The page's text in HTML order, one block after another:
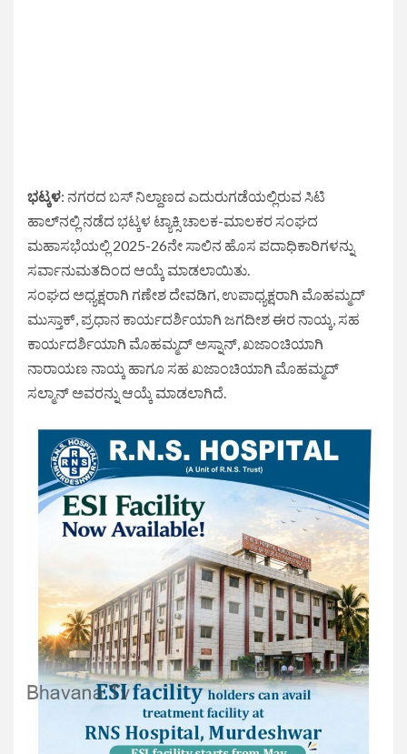
ಭಟ್ಕಳ: ನಗರದ ಬಸ್ ನಿಲ್ದಾಣದ ಎದುರುಗಡೆಯಲ್ಲಿರುವ ಸಿಟಿ
ಹಾಲ್‌ನಲ್ಲಿ ನಡೆದ ಭಟ್ಕಳ ಟ್ಯಾಕ್ಸಿ ಚಾಲಕ-ಮಾಲಕರ ಸಂಘದ
ಮಹಾಸಭೆಯಲ್ಲಿ 2025-26ನೇ ಸಾಲಿನ ಹೊಸ ಪದಾಧಿಕಾರಿಗಳನ್ನು
ಸರ್ವಾನುಮತದಿಂದ ಆಯ್ಕೆ ಮಾಡಲಾಯಿತು.
ಸಂಘದ ಅಧ್ಯಕ್ಷರಾಗಿ ಗಣೇಶ ದೇವಡಿಗ, ಉಪಾಧ್ಯಕ್ಷರಾಗಿ ಮೊಹಮ್ಮದ್
ಮುಸ್ತಾಕ್, ಪ್ರಧಾನ ಕಾರ್ಯದರ್ಶಿಯಾಗಿ ಜಗದೀಶ ಈರ ನಾಯ್ಕ, ಸಹ
ಕಾರ್ಯದರ್ಶಿಯಾಗಿ ಮೊಹಮ್ಮದ್ ಅಸ್ನಾನ್, ಖಜಾಂಚಿಯಾಗಿ
ನಾರಾಯಣ ನಾಯ್ಕ ಹಾಗೂ ಸಹ ಖಜಾಂಚಿಯಾಗಿ ಮೊಹಮ್ಮದ್
ಸಲ್ಮಾನ್ ಅವರನ್ನು ಆಯ್ಕೆ ಮಾಡಲಾಗಿದೆ.